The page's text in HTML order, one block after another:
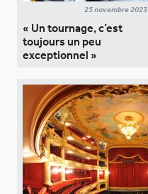
25 novembre 2023
« Un tournage, c’est
toujours un peu
exceptionnel »